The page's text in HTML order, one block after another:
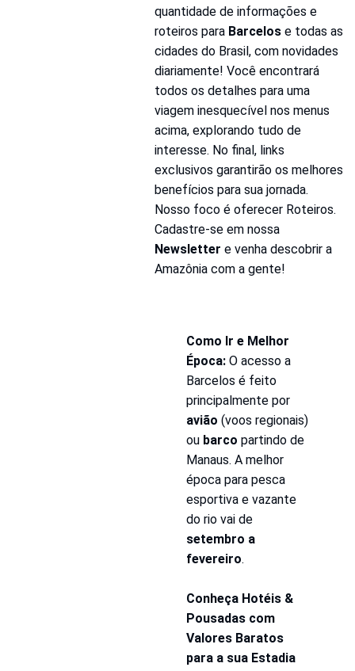
quantidade de informações e
roteiros para Barcelos e todas as
cidades do Brasil, com novidades
diariamente! Você encontrará
todos os detalhes para uma
viagem inesquecível nos menus
acima, explorando tudo de
interesse. No final, links
exclusivos garantirão os melhores
benefícios para sua jornada.
Nosso foco é oferecer Roteiros.
Cadastre-se em nossa
Newsletter e venha descobrir a
Amazônia com a gente!
Como Ir e Melhor
Época: O acesso a
Barcelos é feito
principalmente por
avião (voos regionais)
ou barco partindo de
Manaus. A melhor
época para pesca
esportiva e vazante
do rio vai de
setembro a
fevereiro.
Conheça Hotéis &
Pousadas com
Valores Baratos
para a sua Estadia